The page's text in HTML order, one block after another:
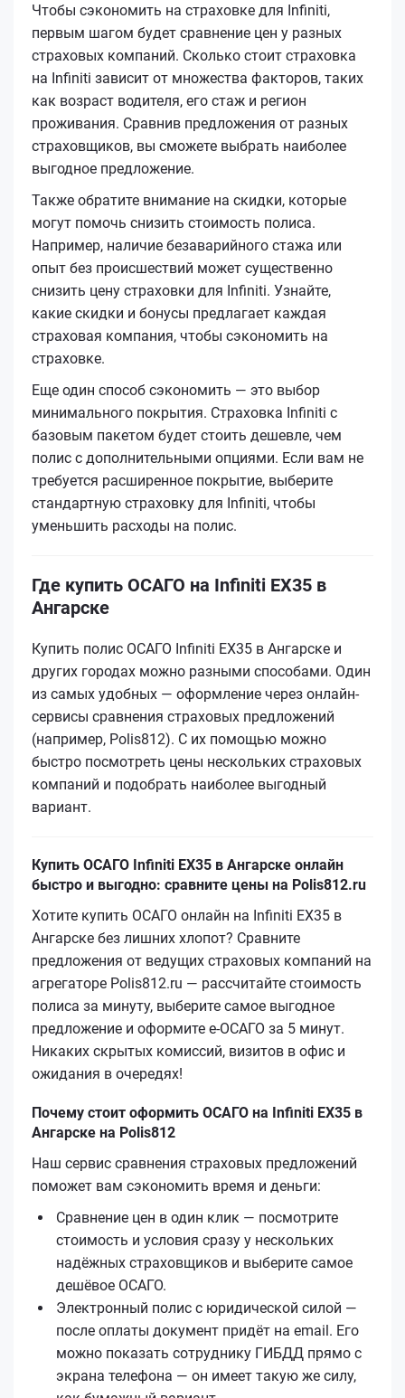
Чтобы сэкономить на страховке для Infiniti,
первым шагом будет сравнение цен у разных
страховых компаний. Сколько стоит страховка
на Infiniti зависит от множества факторов, таких
как возраст водителя, его стаж и регион
проживания. Сравнив предложения от разных
страховщиков, вы сможете выбрать наиболее
выгодное предложение.
Также обратите внимание на скидки, которые
могут помочь снизить стоимость полиса.
Например, наличие безаварийного стажа или
опыт без происшествий может существенно
снизить цену страховки для Infiniti. Узнайте,
какие скидки и бонусы предлагает каждая
страховая компания, чтобы сэкономить на
страховке.
Еще один способ сэкономить — это выбор
минимального покрытия. Страховка Infiniti с
базовым пакетом будет стоить дешевле, чем
полис с дополнительными опциями. Если вам не
требуется расширенное покрытие, выберите
стандартную страховку для Infiniti, чтобы
уменьшить расходы на полис.
Где купить ОСАГО на Infiniti EX35 в
Ангарске
Купить полис ОСАГО Infiniti EX35 в Ангарске и
других городах можно разными способами. Один
из самых удобных — оформление через онлайн-
сервисы сравнения страховых предложений
(например, Polis812). С их помощью можно
быстро посмотреть цены нескольких страховых
компаний и подобрать наиболее выгодный
вариант.
Купить ОСАГО Infiniti EX35 в Ангарске онлайн
быстро и выгодно: сравните цены на Polis812.ru
Хотите купить ОСАГО онлайн на Infiniti EX35 в
Ангарске без лишних хлопот? Сравните
предложения от ведущих страховых компаний на
агрегаторе Polis812.ru — рассчитайте стоимость
полиса за минуту, выберите самое выгодное
предложение и оформите е‑ОСАГО за 5 минут.
Никаких скрытых комиссий, визитов в офис и
ожидания в очередях!
Почему стоит оформить ОСАГО на Infiniti EX35 в
Ангарске на Polis812
Наш сервис сравнения страховых предложений
поможет вам сэкономить время и деньги:
Сравнение цен в один клик — посмотрите
стоимость и условия сразу у нескольких
надёжных страховщиков и выберите самое
дешёвое ОСАГО.
Электронный полис с юридической силой —
после оплаты документ придёт на email. Его
можно показать сотруднику ГИБДД прямо с
экрана телефона — он имеет такую же силу,